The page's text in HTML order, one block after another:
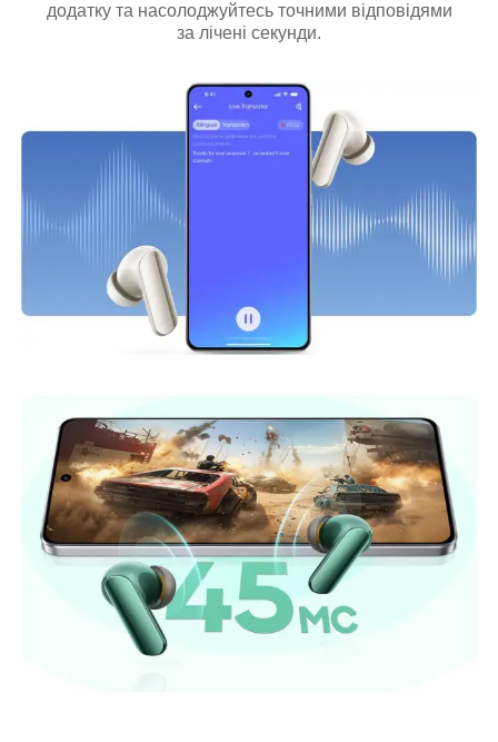
додатку та насолоджуйтесь точними відповідями
за лічені секунди.